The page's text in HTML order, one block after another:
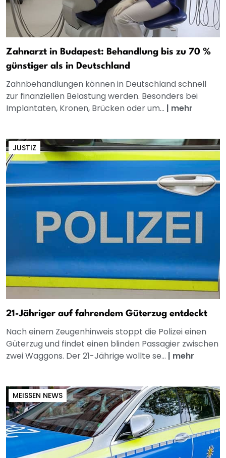
Zahnarzt in Budapest: Behandlung bis zu 70 %
günstiger als in Deutschland
Zahnbehandlungen können in Deutschland schnell
zur finanziellen Belastung werden. Besonders bei
Implantaten, Kronen, Brücken oder um... | mehr
JUSTIZ
21-Jähriger auf fahrendem Güterzug entdeckt
Nach einem Zeugenhinweis stoppt die Polizei einen
Güterzug und findet einen blinden Passagier zwischen
zwei Waggons. Der 21-Jährige wollte se... | mehr
MEISSEN NEWS